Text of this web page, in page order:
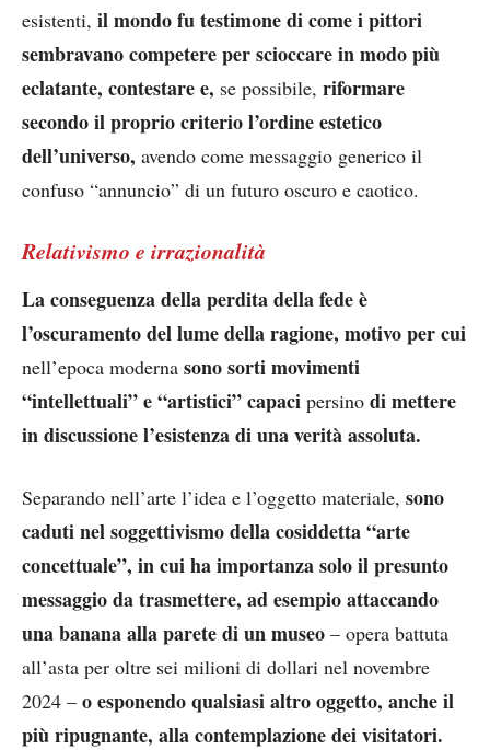
esistenti, il mondo fu testimone di come i pittori
sembravano competere per scioccare in modo più
eclatante, contestare e, se possibile, riformare
secondo il proprio criterio l’ordine estetico
dell’universo, avendo come messaggio generico il
confuso “annuncio” di un futuro oscuro e caotico.
Relativismo e irrazionalità
La conseguenza della perdita della fede è
l’oscuramento del lume della ragione, motivo per cui
nell’epoca moderna sono sorti movimenti
“intellettuali” e “artistici” capaci persino di mettere
in discussione l’esistenza di una verità assoluta.
Separando nell’arte l’idea e l’oggetto materiale, sono
caduti nel soggettivismo della cosiddetta “arte
concettuale”, in cui ha importanza solo il presunto
messaggio da trasmettere, ad esempio attaccando
una banana alla parete di un museo – opera battuta
all’asta per oltre sei milioni di dollari nel novembre
2024 – o esponendo qualsiasi altro oggetto, anche il
più ripugnante, alla contemplazione dei visitatori.